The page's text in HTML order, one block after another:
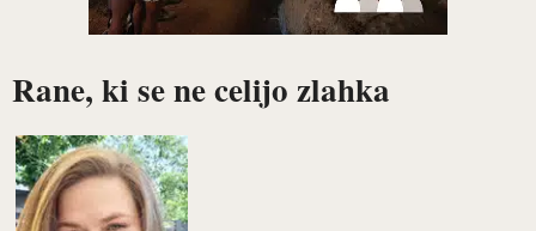
Rane, ki se ne celijo zlahka